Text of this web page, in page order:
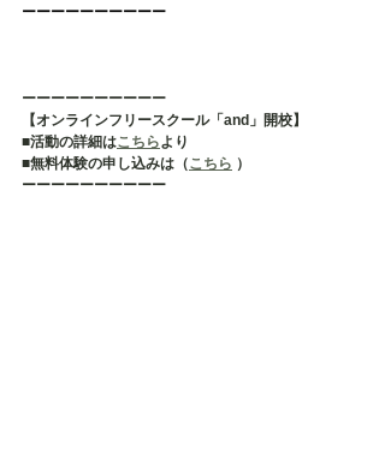
ーーーーーーーーーー
ーーーーーーーーーー
【オンラインフリースクール「and」開校】
■活動の詳細はこちらより
■無料体験の申し込みは（こちら ）
ーーーーーーーーーー